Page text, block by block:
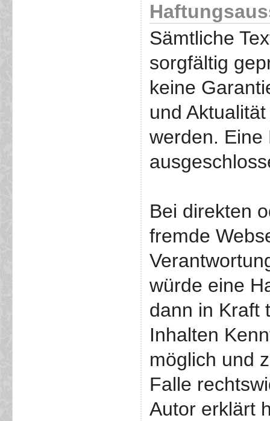
Sämtliche
sorgfältig
keine
und
werden. Eine
Bei direkten
fremde
würde eine
dann in Kraft
Inhalten
möglich und
Falle
Autor erklärt